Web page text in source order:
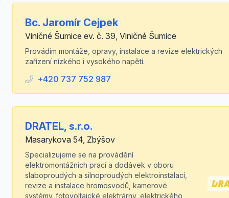
Bc. Jaromír Cejpek
Viničné Šumice ev. č. 39, Viničné Šumice
Provádím montáže, opravy, instalace a revize elektrických
zařízení nízkého i vysokého napětí.
+420 737 752 987
DRATEL, s.r.o.
Masarykova 54, Zbýšov
Specializujeme se na provádění
elektromontážních prací a dodávek v oboru
slaboproudých a silnoproudých elektroinstalací,
revize a instalace hromosvodů, kamerové
systémy. fotovoltaické elektrárny, elektrického